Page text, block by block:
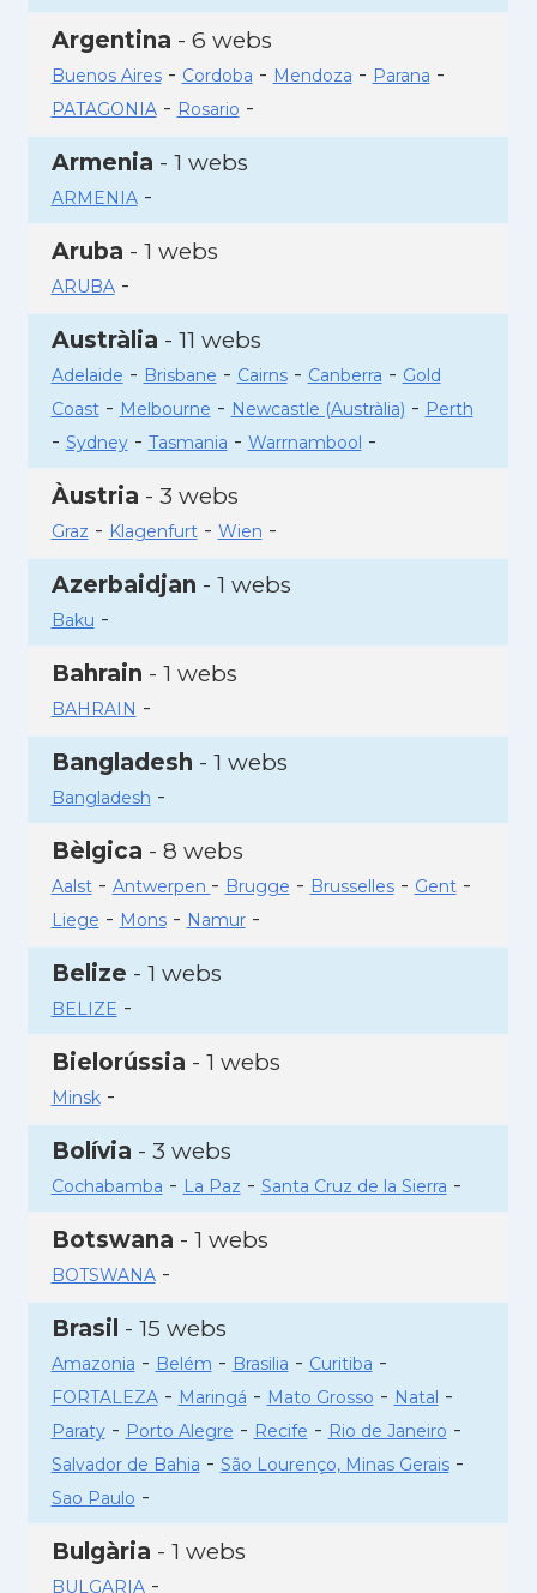
Argentina - 6 webs
Buenos Aires- Cordoba - Mendoza - Parana -
PATAGONIA- Rosario -
Armenia - 1 webs
ARMENIA-
Aruba - 1 webs
ARUBA-
Austràlia - 11 webs
Adelaide - Brisbane - Cairns- Canberra - Gold
Coast- Melbourne - Newcastle (Austràlia) - Perth
- Sydney- Tasmania - Warrnambool -
Àustria - 3 webs
Graz - Klagenfurt- Wien -
Azerbaidjan - 1 webs
Baku -
Bahrain - 1 webs
BAHRAIN -
Bangladesh - 1 webs
Bangladesh -
Bèlgica - 8 webs
Aalst- Antwerpen - Brugge - Brusselles- Gent-
Liege - Mons- Namur-
Belize - 1 webs
BELIZE -
Bielorússia - 1 webs
Minsk-
Bolívia - 3 webs
Cochabamba - La Paz - Santa Cruz de la Sierra -
Botswana - 1 webs
BOTSWANA-
Brasil - 15 webs
Amazonia - Belém - Brasilia - Curitiba -
FORTALEZA- Maringá - Mato Grosso - Natal -
Paraty- Porto Alegre - Recife - Rio de Janeiro -
Salvador de Bahia - São Lourenço, Minas Gerais-
Sao Paulo -
Bulgària - 1 webs
BULGARIA-